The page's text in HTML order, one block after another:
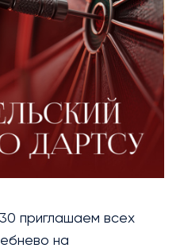
приглашаем всех
на